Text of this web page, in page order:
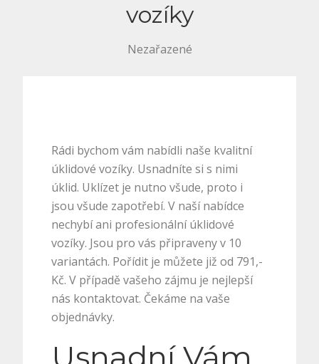
vozíky
Nezařazené
Rádi bychom vám nabídli naše kvalitní
úklidové vozíky. Usnadníte si s nimi
úklid. Uklízet je nutno všude, proto i
jsou všude zapotřebí. V naší nabídce
nechybí ani profesionální úklidové
vozíky. Jsou pro vás připraveny v 10
variantách. Pořídit je můžete již od 791,-
Kč. V případě vašeho zájmu je nejlepší
nás kontaktovat. Čekáme na vaše
objednávky.